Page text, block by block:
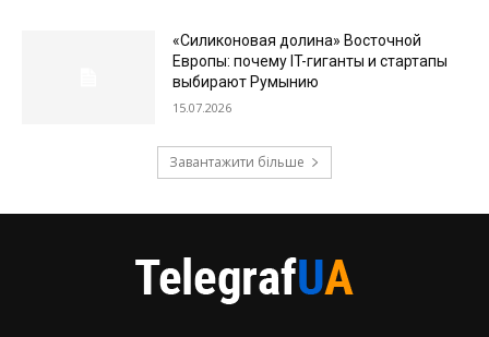
«Силиконовая долина» Восточной
Европы: почему IT-гиганты и стартапы
выбирают Румынию
15.07.2026
Завантажити більше